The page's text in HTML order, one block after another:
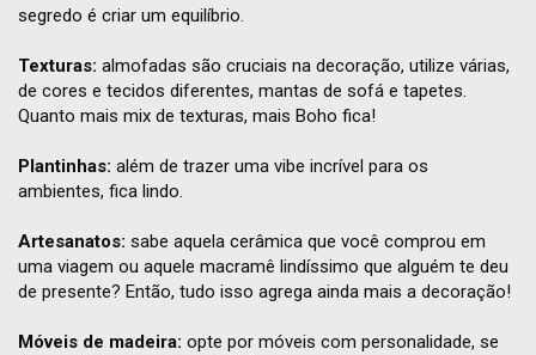
segredo é criar um equilíbrio.
Texturas: almofadas são cruciais na decoração, utilize várias,
de cores e tecidos diferentes, mantas de sofá e tapetes.
Quanto mais mix de texturas, mais Boho fica!
Plantinhas: além de trazer uma vibe incrível para os
ambientes, fica lindo.
Artesanatos: sabe aquela cerâmica que você comprou em
uma viagem ou aquele macramê lindíssimo que alguém te deu
de presente? Então, tudo isso agrega ainda mais a decoração!
Móveis de madeira: opte por móveis com personalidade, se